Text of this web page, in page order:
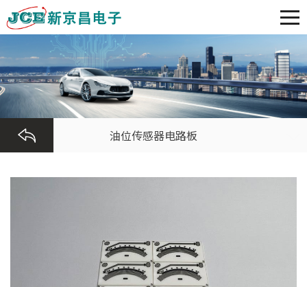
油位传感器电路板